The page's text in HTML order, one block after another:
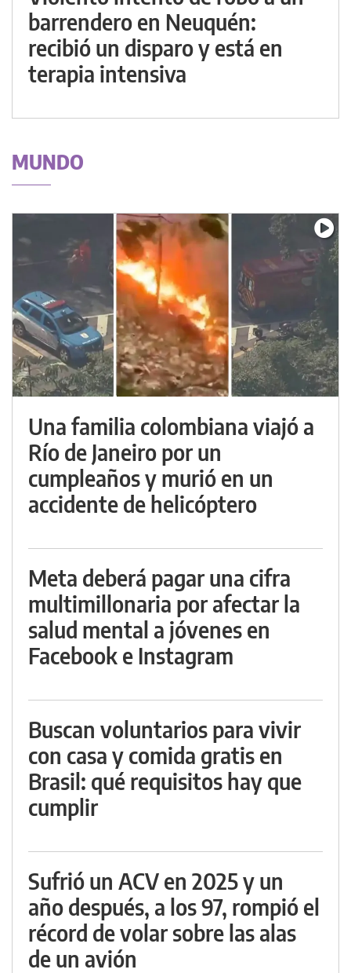
barrendero en Neuquén:
recibió un disparo y está en
terapia intensiva
MUNDO
Una familia colombiana viajó a
Río de Janeiro por un
cumpleaños y murió en un
accidente de helicóptero
Meta deberá pagar una cifra
multimillonaria por afectar la
salud mental a jóvenes en
Facebook e Instagram
Buscan voluntarios para vivir
con casa y comida gratis en
Brasil: qué requisitos hay que
cumplir
Sufrió un ACV en 2025 y un
año después, a los 97, rompió el
récord de volar sobre las alas
de un avión